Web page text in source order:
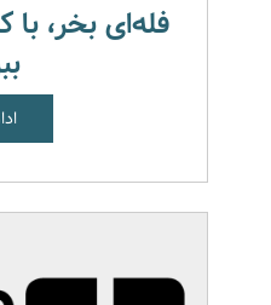
فله‌ای بخر،